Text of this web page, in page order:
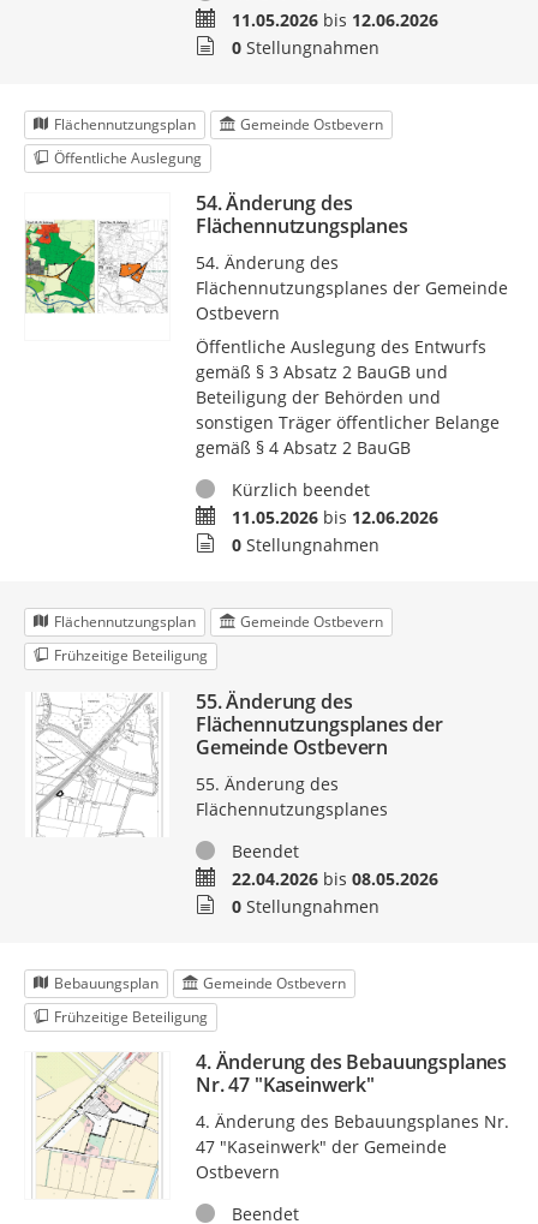
Zeitraum11.05.2026bis 12.06.2026
Stellungnahmen
0Stellungnahmen
Flächennutzungsplan
Gemeinde Ostbevern
Öffentliche Auslegung
54. Änderung des
Flächennutzungsplanes
54. Änderung des
Flächennutzungsplanes der Gemeinde
Ostbevern
Öffentliche Auslegung des Entwurfs
gemäß § 3 Absatz 2 BauGB und
Beteiligung der Behörden und
sonstigen Träger öffentlicher Belange
gemäß § 4 Absatz 2 BauGB
StatusKürzlich beendet
Zeitraum11.05.2026bis 12.06.2026
Stellungnahmen
0Stellungnahmen
Flächennutzungsplan
Gemeinde Ostbevern
Frühzeitige Beteiligung
55. Änderung des
Flächennutzungsplanes der
Gemeinde Ostbevern
55. Änderung des
Flächennutzungsplanes
StatusBeendet
Zeitraum22.04.2026bis 08.05.2026
Stellungnahmen
0Stellungnahmen
Bebauungsplan
Gemeinde Ostbevern
Frühzeitige Beteiligung
4. Änderung des Bebauungsplanes
Nr. 47 "Kaseinwerk"
4. Änderung des Bebauungsplanes Nr.
47 "Kaseinwerk" der Gemeinde
Ostbevern
StatusBeendet